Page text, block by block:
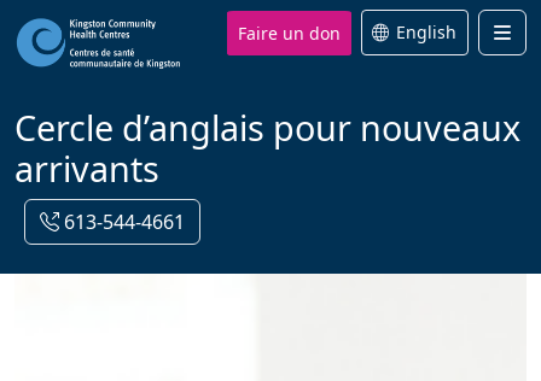
Faire un don English
Cercle d’anglais pour nouveaux
arrivants
613-544-4661